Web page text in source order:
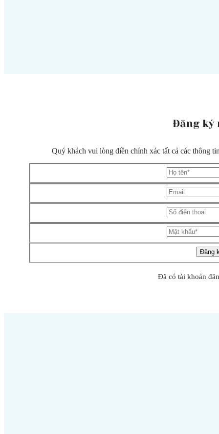
Đăng ký
Quý khách vui lòng điền chính xác tất cả các thông
Đăng
Đã có tài khoản